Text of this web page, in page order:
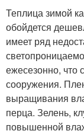
Теплица зимой
обойдется
имеет ряд
ежесезонно, что
сооружения.
выращивания
перца. Зелень,
повышенной